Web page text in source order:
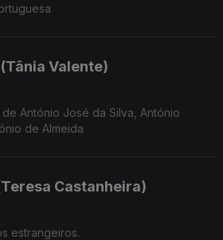
Valente)
de António José da Silva, António
de Almeida
Castanheira)
estrangeiros.